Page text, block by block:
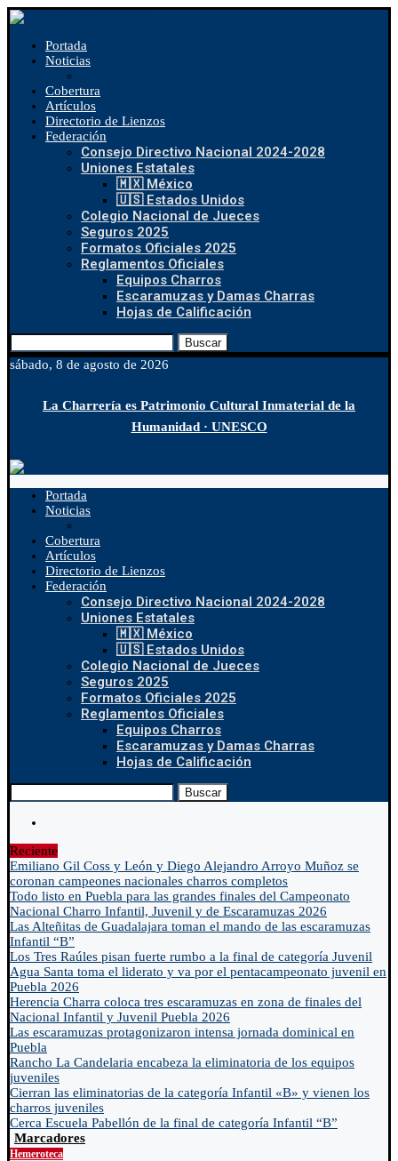
Portada
Noticias
Cobertura
Artículos
Directorio de Lienzos
Federación
Consejo Directivo Nacional 2024-2028
Uniones Estatales
🇲🇽 México
🇺🇸 Estados Unidos
Colegio Nacional de Jueces
Seguros 2025
Formatos Oficiales 2025
Reglamentos Oficiales
Equipos Charros
Escaramuzas y Damas Charras
Hojas de Calificación
Buscar
sábado, 8 de agosto de 2026
La Charrería es Patrimonio Cultural Inmaterial de la
Humanidad · UNESCO
Portada
Noticias
Cobertura
Artículos
Directorio de Lienzos
Federación
Consejo Directivo Nacional 2024-2028
Uniones Estatales
🇲🇽 México
🇺🇸 Estados Unidos
Colegio Nacional de Jueces
Seguros 2025
Formatos Oficiales 2025
Reglamentos Oficiales
Equipos Charros
Escaramuzas y Damas Charras
Hojas de Calificación
Buscar
Reciente
Emiliano Gil Coss y León y Diego Alejandro Arroyo Muñoz se
coronan campeones nacionales charros completos
Todo listo en Puebla para las grandes finales del Campeonato
Nacional Charro Infantil, Juvenil y de Escaramuzas 2026
Las Alteñitas de Guadalajara toman el mando de las escaramuzas
Infantil “B”
Los Tres Raúles pisan fuerte rumbo a la final de categoría Juvenil
Agua Santa toma el liderato y va por el pentacampeonato juvenil en
Puebla 2026
Herencia Charra coloca tres escaramuzas en zona de finales del
Nacional Infantil y Juvenil Puebla 2026
Las escaramuzas protagonizaron intensa jornada dominical en
Puebla
Rancho La Candelaria encabeza la eliminatoria de los equipos
juveniles
Cierran las eliminatorias de la categoría Infantil «B» y vienen los
charros juveniles
Cerca Escuela Pabellón de la final de categoría Infantil “B”
Marcadores
Hemeroteca